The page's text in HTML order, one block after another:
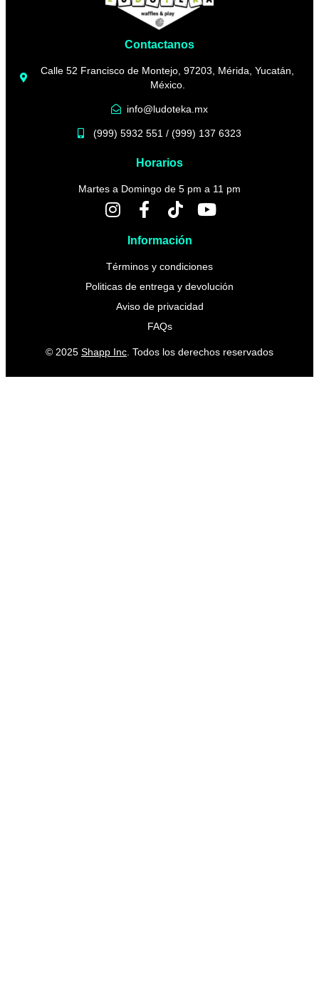
Contactanos
Calle 52 Francisco de Montejo, 97203, Mérida, Yucatán,
México.
info@ludoteka.mx
(999) 5932 551 / (999) 137 6323
Horarios
Martes a Domingo de 5 pm a 11 pm
Información
Términos y condiciones
Politicas de entrega y devolución
Aviso de privacidad
FAQs
© 2025 Shapp Inc . Todos los derechos reservados